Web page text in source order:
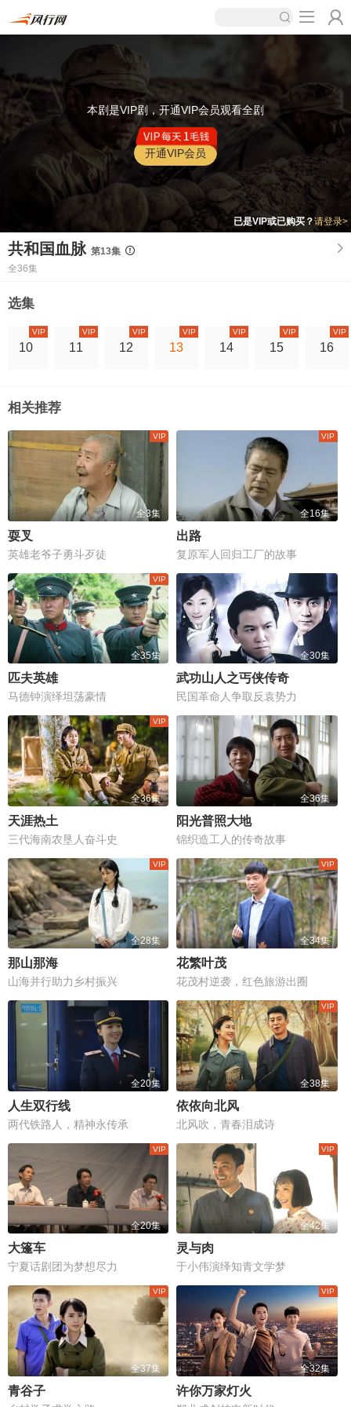
本剧是VIP剧，开通VIP会员观看全剧
开通VIP会员
已是VIP或已购买？请登录>
共和国血脉 第13集
全36集
选集
10
VIP
11
VIP
12
VIP
13
VIP
14
VIP
15
VIP
16
VIP
相关推荐
全3集
耍叉
英雄老爷子勇斗歹徒
全16集
出路
复原军人回归工厂的故事
全35集
匹夫英雄
马德钟演绎坦荡豪情
全30集
武功山人之丐侠传奇
民国革命人争取反袁势力
全36集
天涯热土
三代海南农垦人奋斗史
全36集
阳光普照大地
锦织造工人的传奇故事
全28集
那山那海
山海并行助力乡村振兴
全34集
花繁叶茂
花茂村逆袭，红色旅游出圈
全20集
人生双行线
两代铁路人，精神永传承
全38集
依依向北风
北风吹，青春泪成诗
全20集
大篷车
宁夏话剧团为梦想尽力
全42集
灵与肉
于小伟演绎知青文学梦
全37集
青谷子
全32集
许你万家灯火